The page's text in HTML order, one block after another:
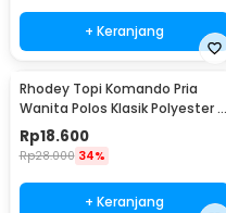
+ Keranjang
Rhodey Topi Komando Pria
Wanita Polos Klasik Polyester -
F314
Rp18.600
Rp28.000 34%
+ Keranjang